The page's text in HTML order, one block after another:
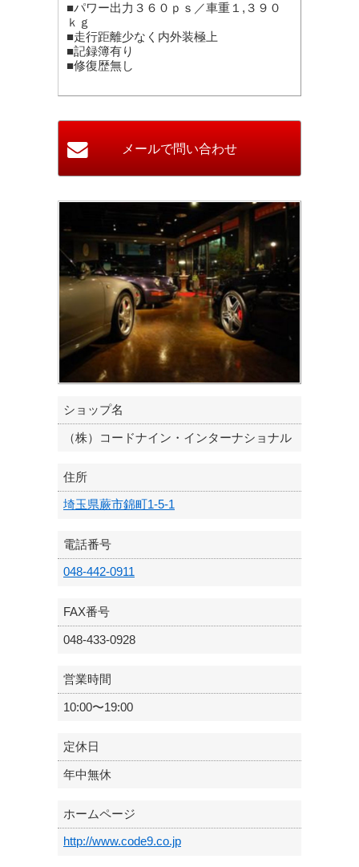
■パワー出力３６０ｐｓ／車重１,３９０
ｋｇ
■走行距離少なく内外装極上
■記録簿有り
■修復歴無し
ショップ名
（株）コードナイン・インターナショナル
住所
埼玉県蕨市錦町1-5-1
電話番号
048-442-0911
FAX番号
048-433-0928
営業時間
10:00〜19:00
定休日
年中無休
ホームページ
http://www.code9.co.jp